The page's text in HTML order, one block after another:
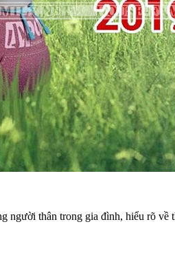
người thân trong gia đình, hiểu rõ